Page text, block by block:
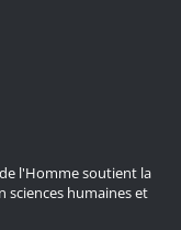
l'Homme soutient la
sciences humaines et